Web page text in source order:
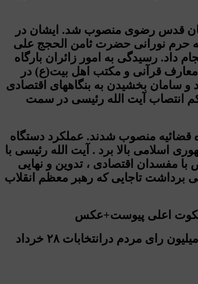
آستان قدس رضوی منصوب شد. ایشان در
حرم نورانی حضرت ثامن الحجج علی
داد. رسیدگی به امور زائران بارگاه
قرآنی و مکتب اهل بیت(ع) در
سامان بخشیدن به بنگاههای اقتصادی
انتصاب آیت الله رئیسی در سمت
به ریاست قوه قضائیه منصوب شدند. عملکرد دستگاه
اسلامی بالا برد . آیت الله رئیسی با
مفسدان اقتصادی ، تدوین و نهایی
تاجایی که رهبر معظم انقلاب
آیت الله رئیسی درسال ۱۴۰۰ با شرکت در سیزدهمین دوره ریاست جمهوری، با کسب بیش از ۱۸میلیون رای مردم درانتخابات ۲۸ خرداد